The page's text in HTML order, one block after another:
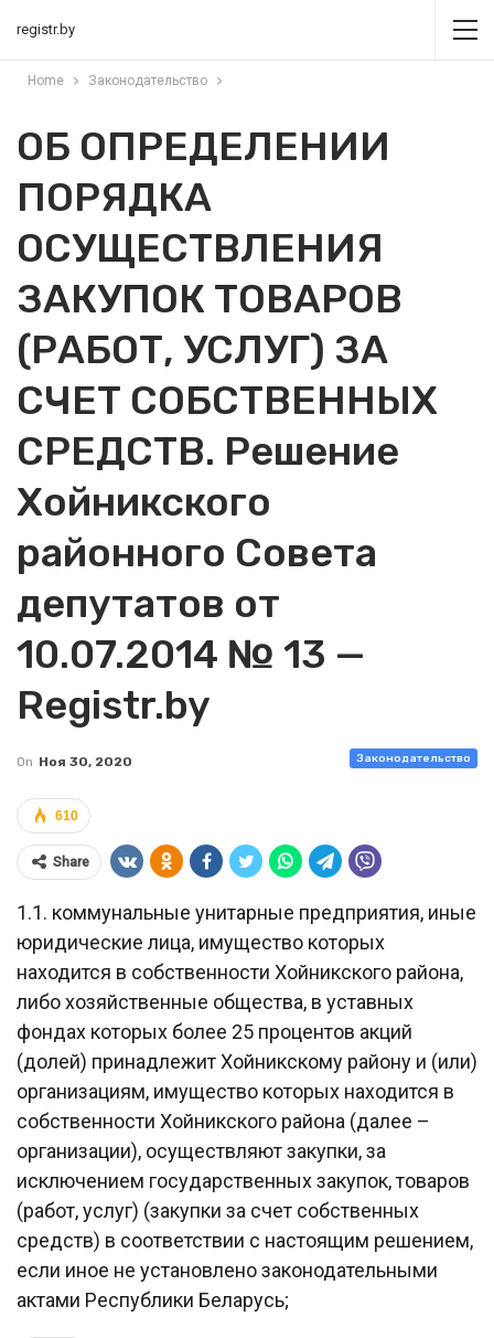
registr.by
Home Законодательство
ОБ ОПРЕДЕЛЕНИИ
ПОРЯДКА
ОСУЩЕСТВЛЕНИЯ
ЗАКУПОК ТОВАРОВ
(РАБОТ, УСЛУГ) ЗА
СЧЕТ СОБСТВЕННЫХ
СРЕДСТВ. Решение
Хойникского
районного Совета
депутатов от
10.07.2014 № 13 —
Registr.by
Законодательство
On Ноя 30, 2020
610
Share
1.1. коммунальные унитарные предприятия, иные
юридические лица, имущество которых
находится в собственности Хойникского района,
либо хозяйственные общества, в уставных
фондах которых более 25 процентов акций
(долей) принадлежит Хойникскому району и (или)
организациям, имущество которых находится в
собственности Хойникского района (далее –
организации), осуществляют закупки, за
исключением государственных закупок, товаров
(работ, услуг) (закупки за счет собственных
средств) в соответствии с настоящим решением,
если иное не установлено законодательными
актами Республики Беларусь;